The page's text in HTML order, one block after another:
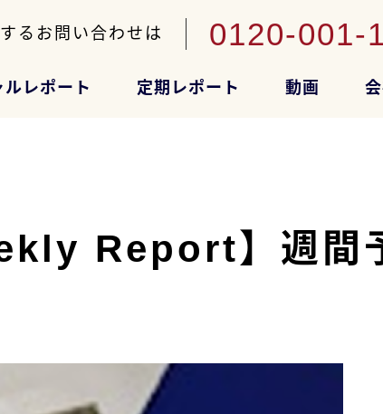
るお問い合わせは 0120-001-
ルレポート 定期レポート 動画
Report】週間